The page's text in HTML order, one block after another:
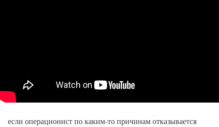
если операционист по каким-то причинам отказывается